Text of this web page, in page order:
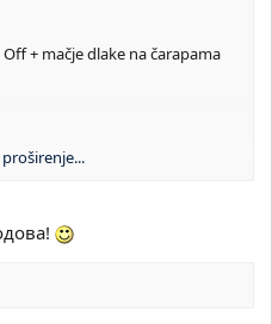
+ mačje dlake na čarapama